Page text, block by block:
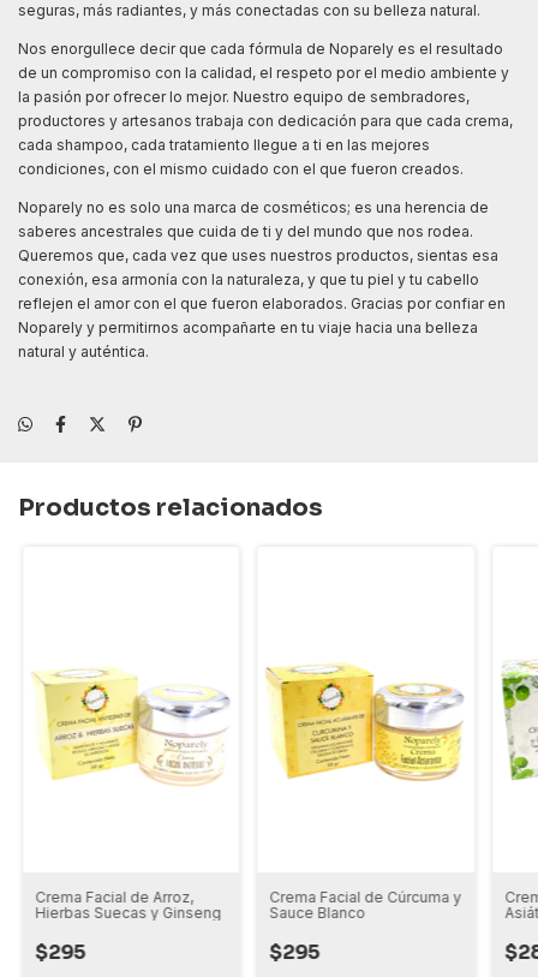
seguras, más radiantes, y más conectadas con su belleza natural.
Nos enorgullece decir que cada fórmula de Noparely es el resultado
de un compromiso con la calidad, el respeto por el medio ambiente y
la pasión por ofrecer lo mejor. Nuestro equipo de sembradores,
productores y artesanos trabaja con dedicación para que cada crema,
cada shampoo, cada tratamiento llegue a ti en las mejores
condiciones, con el mismo cuidado con el que fueron creados.
Noparely no es solo una marca de cosméticos; es una herencia de
saberes ancestrales que cuida de ti y del mundo que nos rodea.
Queremos que, cada vez que uses nuestros productos, sientas esa
conexión, esa armonía con la naturaleza, y que tu piel y tu cabello
reflejen el amor con el que fueron elaborados. Gracias por confiar en
Noparely y permitirnos acompañarte en tu viaje hacia una belleza
natural y auténtica.
Productos relacionados
Crema Facial de Arroz,
Hierbas Suecas y Ginseng
$295
Crema Facial de Cúrcuma y
Sauce Blanco
$295